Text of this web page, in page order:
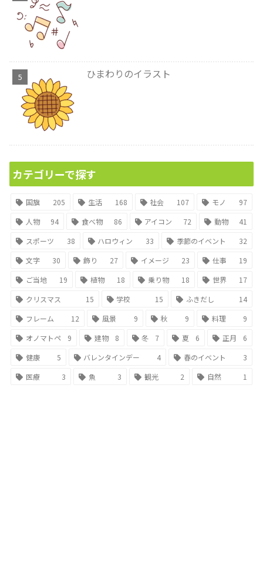
ひまわりのイラスト
カテゴリーで探す
国旗 205 生活 168 社会 107 モノ
97
人物
94 食べ物 86 アイコン 72 動物
41
スポーツ
38 ハロウィン 33 季節のイベント
32
文字
30 飾り 27 イメージ 23 仕事
19
ご当地
19 植物 18 乗り物 18 世界
17
クリスマス
15 学校 15 ふきだし
14
フレーム
12 風景 9 秋 9 料理
9
オノマトペ
9 建物 8 冬 7 夏 6 正月
6
健康
5 バレンタインデー 4 春のイベント
3
医療
3 魚 3 観光 2 自然 1